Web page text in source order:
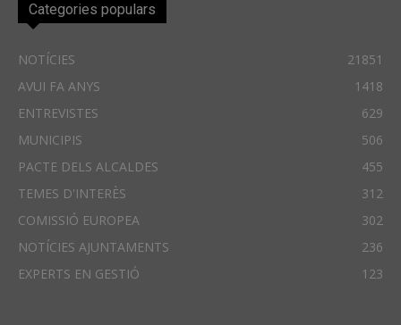
Categories populars
NOTÍCIES
21851
AVUI FA ANYS
1418
ENTREVISTES
629
MUNICIPIS
506
PACTE DELS ALCALDES
455
TEMES D'INTERÈS
312
COMISSIÓ EUROPEA
302
NOTÍCIES AJUNTAMENTS
236
EXPERTS EN GESTIÓ
123